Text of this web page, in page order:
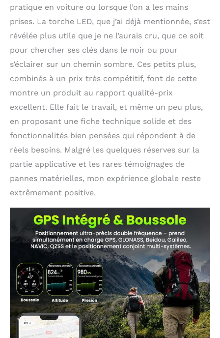
pratique en voiture ou lorsque l’on a les mains
prises. La torche LED, que j’ai déjà mentionnée, s’est
révélée plus utile que je ne l’aurais cru, que ce soit
pour chercher ses clés dans le noir ou pour
s’éclairer sur un chemin sombre. Ces petits plus,
combinés à un prix très compétitif, font de cette
montre un produit au rapport qualité-prix
excellent. Elle fait le travail, et même un peu plus,
en proposant une fiche technique solide et des
fonctionnalités bien pensées qui répondent à de
réels besoins. Malgré les quelques réserves sur la
partie applicative et les rares témoignages de
pannes matérielles, mon expérience globale reste
extrêmement positive.